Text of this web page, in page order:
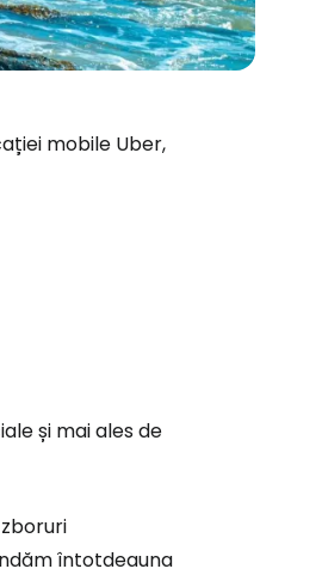
mobile Uber,
și mai ales de
întotdeauna